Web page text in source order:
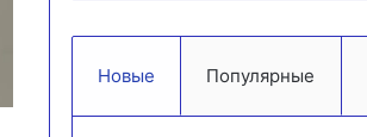
Новые Популярные